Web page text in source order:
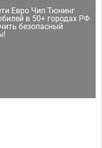
Евро Чип Тюнинг
в 50+ городах РФ
безопасный